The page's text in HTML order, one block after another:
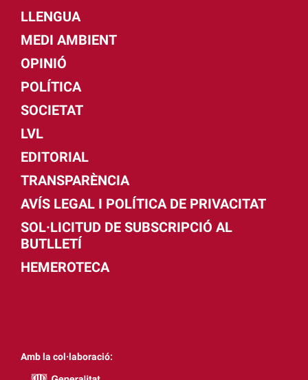
LLENGUA
MEDI AMBIENT
OPINIÓ
POLÍTICA
SOCIETAT
LVL
EDITORIAL
TRANSPARÈNCIA
AVÍS LEGAL I POLÍTICA DE PRIVACITAT
SOL·LICITUD DE SUBSCRIPCIÓ AL
BUTLLETÍ
HEMEROTECA
Amb la col·laboració: